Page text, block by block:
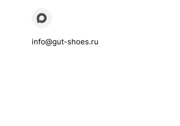
info@gut-shoes.ru